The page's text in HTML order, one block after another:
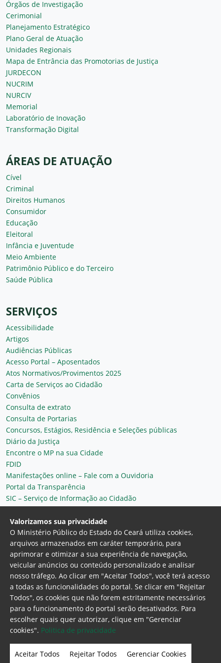
Órgãos de Investigação
Cerimonial
Planejamento Estratégico
Plano Geral de Atuação
Unidades Regionais
Mapa de Entrância das Promotorias de Justiça
JURDECON
NUCRIM
NURCIV
Memorial
Laboratório de Inovação
Transformação Digital
ÁREAS DE ATUAÇÃO
Cível
Criminal
Direitos Humanos
Consumidor
Educação
Eleitoral
Infância e Juventude
Meio Ambiente
Patrimônio Público e do Terceiro
Saúde Pública
SERVIÇOS
Acessibilidade
Artigos
Audiências Públicas
Acesso Portal – Aposentados
Atos Normativos/Provimentos 2025
Carta de Serviços ao Cidadão
Convênios
Consulta de extrato
Consulta de Portarias
Concursos, Estágios, Residência e Seleções públicas
Diário da Justiça
Encontre o MP na sua Cidade
FDID
Manifestações online – Fale com a Ouvidoria
Portal da Transparência
SIC – Serviço de Informação ao Cidadão
Plantão MP do Ceará
Secretaria Geral
Ministério Público do Estado do Ceará
Procuradoria Geral de Justiça Av. Gen. Afonso
Albuquerque Lima, 130 - Cambeba - CEP:
60.822-325 - Fortaleza, Ceará. Brasil
Home Page Intranet Webmail Office 365
Valorizamos sua privacidade
O Ministério Público do Estado do Ceará utiliza cookies,
arquivos armazenados em caráter temporário, para
aprimorar e otimizar a sua experiência de navegação,
veicular anúncios ou conteúdo personalizado e analisar
nosso tráfego. Ao clicar em "Aceitar Todos", você terá acesso
a todas as funcionalidades do portal. Se clicar em "Rejeitar
Todos", os cookies que não forem estritamente necessários
para o funcionamento do portal serão desativados. Para
escolher quais quer autorizar, clique em "Gerenciar
cookies". Politica de privacidade
Aceitar Todos Rejeitar Todos Gerenciar Cookies